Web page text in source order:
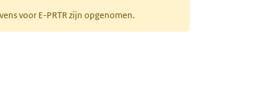
voor E-PRTR zijn opgenomen.